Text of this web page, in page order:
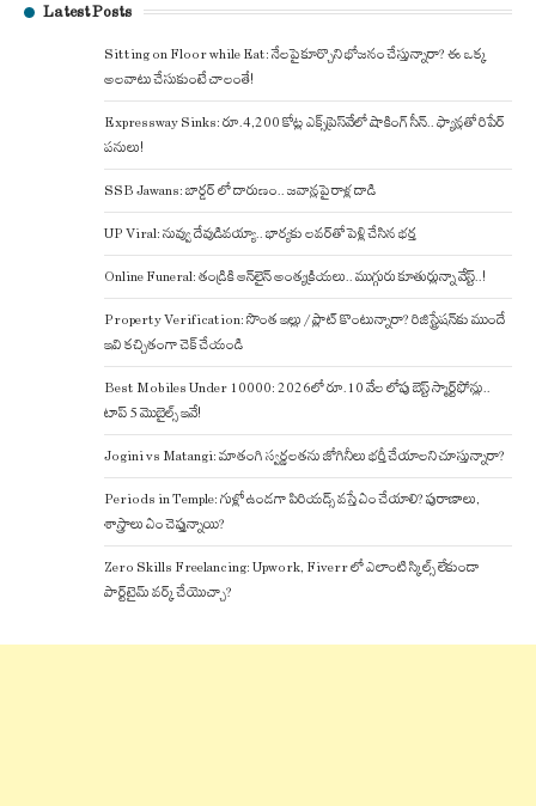
Latest Posts
Sitting on Floor while Eat: నేలపై కూర్చొని భోజనం చేస్తున్నారా? ఈ ఒక్క
అలవాటు చేసుకుంటే చాలంతే!
Expressway Sinks: రూ.4,200 కోట్ల ఎక్స్‌ప్రెస్‌వేలో షాకింగ్ సీన్.. ఫ్యాన్లతో రిపేర్
పనులు!
SSB Jawans: బార్డర్ లో దారుణం.. జవాన్లపై రాళ్ల దాడి
UP Viral: నువ్వు దేవుడివయ్యా.. భార్యకు లవర్‌తో పెళ్లి చేసిన భర్త
Online Funeral: తండ్రికి ఆన్‌లైన్ అంత్యక్రియలు.. ముగ్గురు కూతుర్లున్నా వేస్ట్..!
Property Verification: సొంత ఇల్లు / ప్లాట్ కొంటున్నారా? రిజిస్ట్రేషన్‌కు ముందే
ఇవి కచ్చితంగా చెక్ చేయండి
Best Mobiles Under 10000: 2026లో రూ.10 వేల లోపు బెస్ట్ స్మార్ట్‌ఫోన్లు..
టాప్ 5 మొబైల్స్ ఇవే!
Jogini vs Matangi: మాతంగి స్వర్ణలతను జోగినీలు భర్తీ చేయాలని చూస్తున్నారా?
Periods in Temple: గుళ్లో ఉండగా పిరియడ్స్ వస్తే ఏం చేయాలి? పురాణాలు,
శాస్త్రాలు ఏం చెప్తున్నాయి?
Zero Skills Freelancing: Upwork, Fiverr లో ఎలాంటి స్కిల్స్ లేకుండా
పార్ట్‌టైమ్ వర్క్ చేయొచ్చా?